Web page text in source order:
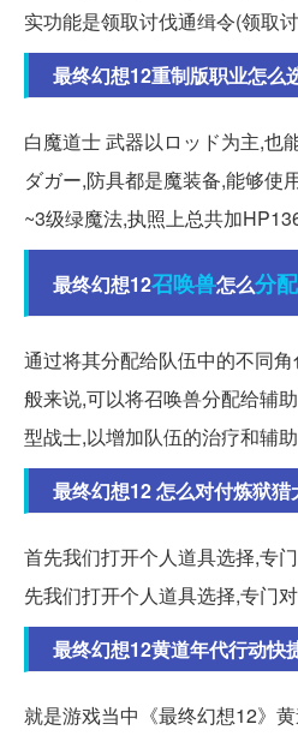
实功能是领取讨伐通缉令(领取
最终幻想12重制版职业怎么
白魔道士 武器以ロッド为主,也
ダガー,防具都是魔装备,能够使
~3级绿魔法,执照上总共加
最终幻想12召唤兽怎么分配
通过将其分配给队伍中的不同
般来说,可以将召唤兽分配给辅
型战士,以增加队伍的治疗和辅助
最终幻想12 怎么对付炼狱猎
首先我们打开个人道具选择,专
先我们打开个人道具选择,专门
最终幻想12黄道年代行动快
就是游戏当中《最终幻想12》